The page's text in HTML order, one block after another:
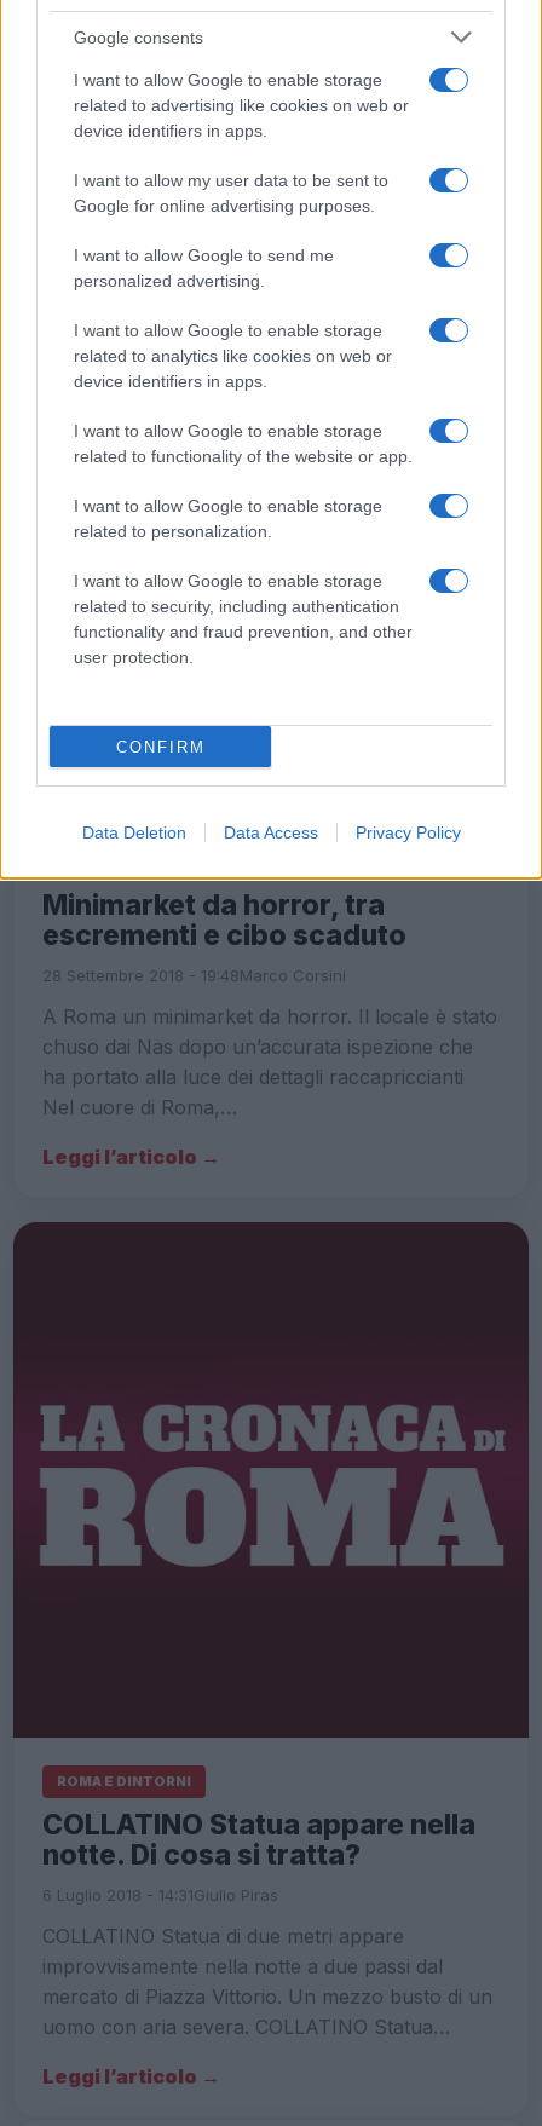
Google consents
I want to allow Google to enable storage
related to advertising like cookies on web or
device identifiers in apps.
I want to allow my user data to be sent to
Google for online advertising purposes.
I want to allow Google to send me
personalized advertising.
I want to allow Google to enable storage
related to analytics like cookies on web or
device identifiers in apps.
I want to allow Google to enable storage
related to functionality of the website or app.
I want to allow Google to enable storage
related to personalization.
I want to allow Google to enable storage
related to security, including authentication
functionality and fraud prevention, and other
user protection.
CONFIRM
Data Deletion Data Access Privacy Policy
CRONACA
Cocaina nelle mutande:
arrestato il rapper Mr. Melt
ROMA Guai nella capitale per Mr. Melt, rapper
romano che vive ad Amsterdam, trovato con
arrestato due giorni fa a piazza…
Leggi l’articolo →
Minimarket da horror, tra
escrementi e cibo scaduto
28 Settembre 2018 - 19:48Marco Corsini
A Roma un minimarket da horror. Il locale è stato
chuso dai Nas dopo un’accurata ispezione che
ha portato alla luce dei dettagli raccapriccianti
Nel cuore di Roma,…
Leggi l’articolo →
ROMA E DINTORNI
COLLATINO Statua appare nella
notte. Di cosa si tratta?
6 Luglio 2018 - 14:31Giulio Piras
COLLATINO Statua di due metri appare
improvvisamente nella notte a due passi dal
mercato di Piazza Vittorio. Un mezzo busto di un
uomo con aria severa. COLLATINO Statua…
Leggi l’articolo →